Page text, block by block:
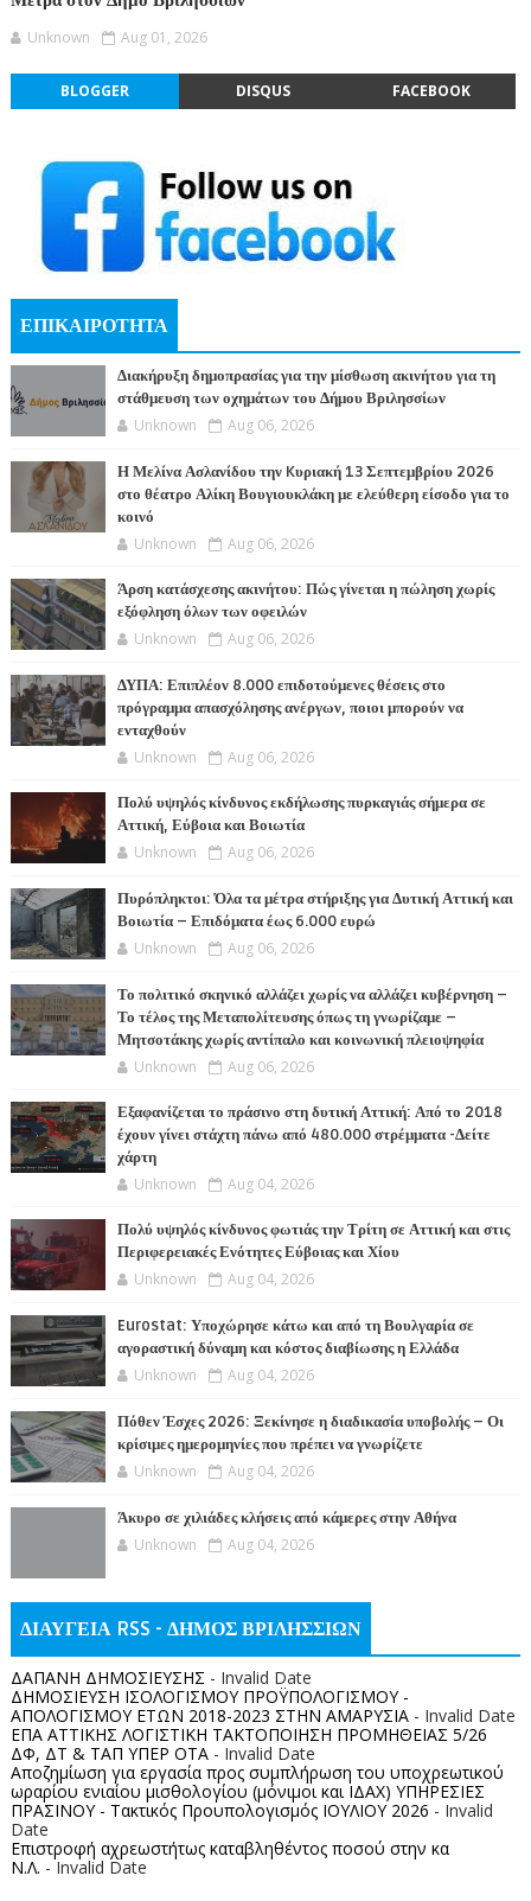
Unknown Aug 01, 2026
BLOGGER DISQUS FACEBOOK
ΕΠΙΚΑΙΡΟΤΗΤΑ
Διακήρυξη δημοπρασίας για την μίσθωση ακινήτου για τη
στάθμευση των οχημάτων του Δήμου Βριλησσίων
Unknown Aug 06, 2026
Η Μελίνα Ασλανίδου την Kυριακή 13 Σεπτεμβρίου 2026
στο θέατρο Αλίκη Βουγιουκλάκη με ελεύθερη είσοδο για το
κοινό
Unknown Aug 06, 2026
Άρση κατάσχεσης ακινήτου: Πώς γίνεται η πώληση χωρίς
εξόφληση όλων των οφειλών
Unknown Aug 06, 2026
ΔΥΠΑ: Επιπλέον 8.000 επιδοτούμενες θέσεις στο
πρόγραμμα απασχόλησης ανέργων, ποιοι μπορούν να
ενταχθούν
Unknown Aug 06, 2026
Πολύ υψηλός κίνδυνος εκδήλωσης πυρκαγιάς σήμερα σε
Αττική, Εύβοια και Βοιωτία
Unknown Aug 06, 2026
Πυρόπληκτοι: Όλα τα μέτρα στήριξης για Δυτική Αττική και
Βοιωτία – Επιδόματα έως 6.000 ευρώ
Unknown Aug 06, 2026
Το πολιτικό σκηνικό αλλάζει χωρίς να αλλάζει κυβέρνηση –
Το τέλος της Μεταπολίτευσης όπως τη γνωρίζαμε –
Μητσοτάκης χωρίς αντίπαλο και κοινωνική πλειοψηφία
Unknown Aug 06, 2026
Εξαφανίζεται το πράσινο στη δυτική Αττική: Από το 2018
έχουν γίνει στάχτη πάνω από 480.000 στρέμματα -Δείτε
χάρτη
Unknown Aug 04, 2026
Πολύ υψηλός κίνδυνος φωτιάς την Τρίτη σε Αττική και στις
Περιφερειακές Ενότητες Εύβοιας και Χίου
Unknown Aug 04, 2026
Eurostat: Υποχώρησε κάτω και από τη Βουλγαρία σε
αγοραστική δύναμη και κόστος διαβίωσης η Ελλάδα
Unknown Aug 04, 2026
Πόθεν Έσχες 2026: Ξεκίνησε η διαδικασία υποβολής – Οι
κρίσιμες ημερομηνίες που πρέπει να γνωρίζετε
Unknown Aug 04, 2026
Άκυρο σε χιλιάδες κλήσεις από κάμερες στην Αθήνα
Unknown Aug 04, 2026
ΔΙΑΥΓΕΙΑ RSS - ΔΗΜΟΣ ΒΡΙΛΗΣΣΙΩΝ
ΔΑΠΑΝΗ ΔΗΜΟΣΙΕΥΣΗΣ - Invalid Date
ΔΗΜΟΣΙΕΥΣΗ ΙΣΟΛΟΓΙΣΜΟΥ ΠΡΟΫΠΟΛΟΓΙΣΜΟΥ -
ΑΠΟΛΟΓΙΣΜΟΥ ΕΤΩΝ 2018-2023 ΣΤΗΝ ΑΜΑΡΥΣΙΑ- Invalid Date
ΕΠΑ ΑΤΤΙΚΗΣ ΛΟΓΙΣΤΙΚΗ ΤΑΚΤΟΠΟΙΗΣΗ ΠΡΟΜΗΘΕΙΑΣ 5/26
ΔΦ, ΔΤ & ΤΑΠ ΥΠΕΡ ΟΤΑ- Invalid Date
Αποζημίωση για εργασία προς συμπλήρωση του υποχρεωτικού
ωραρίου ενιαίου μισθολογίου (μόνιμοι και ΙΔΑΧ) ΥΠΗΡΕΣΙΕΣ
ΠΡΑΣΙΝΟΥ - Τακτικός Προυπολογισμός ΙΟΥΛΙΟΥ 2026 - Invalid
Date
Επιστροφή αχρεωστήτως καταβληθέντος ποσoύ στην κα
Ν.Λ. - Invalid Date